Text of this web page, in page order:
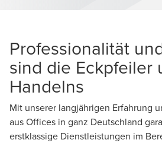
Professionalität
sind die Eckpfeiler
Handelns
Mit unserer langjährigen Erfahrung
ausOffices in ganz Deutschland
erstklassige Dienstleistungen im